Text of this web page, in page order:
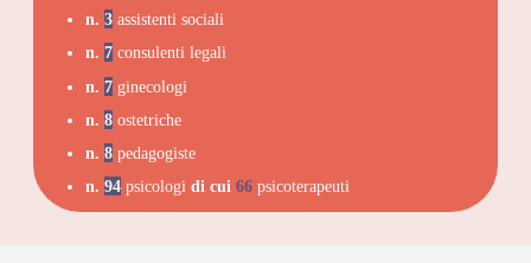
n. 3 assistenti sociali
n. 7 consulenti legali
n. 7 ginecologi
n. 8 ostetriche
n. 8 pedagogiste
n. 94 psicologi di cui 66 psicoterapeuti